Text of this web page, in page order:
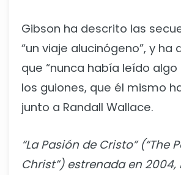
Gibson ha descrito las
“un viaje alucinógeno”, y ha
que “nunca había leído algo
los guiones, que él mismo
junto a Randall Wallace.
“La Pasión de Cristo” (“The
Christ”) estrenada en 2004,